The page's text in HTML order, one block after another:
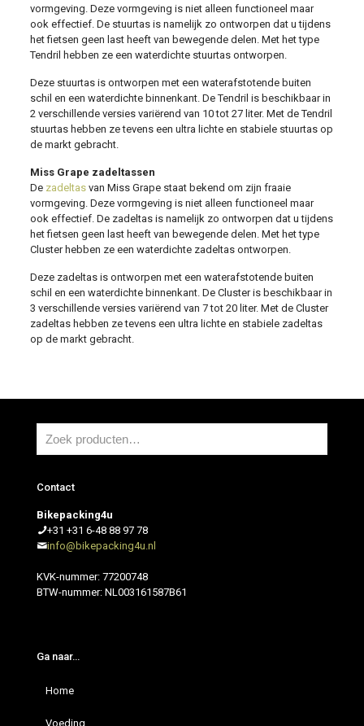
vormgeving. Deze vormgeving is niet alleen functioneel maar
ook effectief. De stuurtas is namelijk zo ontworpen dat u tijdens
het fietsen geen last heeft van bewegende delen. Met het type
Tendril hebben ze een waterdichte stuurtas ontworpen.
Deze stuurtas is ontworpen met een waterafstotende buiten
schil en een waterdichte binnenkant. De Tendril is beschikbaar in
2 verschillende versies variërend van 10 tot 27 liter. Met de Tendril
stuurtas hebben ze tevens een ultra lichte en stabiele stuurtas op
de markt gebracht.
Miss Grape zadeltassen
De zadeltasvan Miss Grape staat bekend om zijn fraaie
vormgeving. Deze vormgeving is niet alleen functioneel maar
ook effectief. De zadeltas is namelijk zo ontworpen dat u tijdens
het fietsen geen last heeft van bewegende delen. Met het type
Cluster hebben ze een waterdichte zadeltas ontworpen.
Deze zadeltas is ontworpen met een waterafstotende buiten
schil en een waterdichte binnenkant. De Cluster is beschikbaar in
3 verschillende versies variërend van 7 tot 20 liter. Met de Cluster
zadeltas hebben ze tevens een ultra lichte en stabiele zadeltas
op de markt gebracht.
Contact
Bikepacking4u
+31 +31 6-48 88 97 78
info@bikepacking4u.nl
KVK-nummer: 77200748
BTW-nummer: NL003161587B61
Ga naar…
Home
Voeding